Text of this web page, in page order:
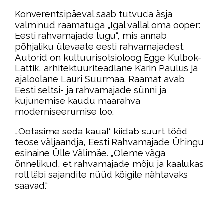
Konverentsipäeval saab tutvuda äsja
valminud raamatuga „Igal vallal oma ooper:
Eesti rahvamajade lugu“, mis annab
põhjaliku ülevaate eesti rahvamajadest.
Autorid on kultuurisotsioloog Egge Kulbok-
Lattik, arhitektuuriteadlane Karin Paulus ja
ajaloolane Lauri Suurmaa. Raamat avab
Eesti seltsi- ja rahvamajade sünni ja
kujunemise kaudu maarahva
moderniseerumise loo.
„Ootasime seda kaua!“ kiidab suurt tööd
teose väljaandja, Eesti Rahvamajade Ühingu
esinaine Ülle Välimäe. „Oleme väga
õnnelikud, et rahvamajade mõju ja kaalukas
roll läbi sajandite nüüd kõigile nähtavaks
saavad.“